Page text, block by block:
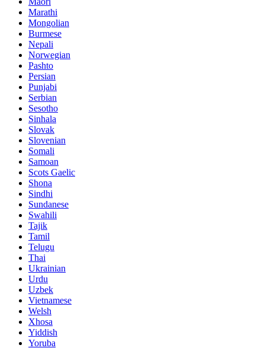
Marathi
Mongolian
Burmese
Nepali
Norwegian
Pashto
Persian
Punjabi
Serbian
Sesotho
Sinhala
Slovak
Slovenian
Somali
Samoan
Scots Gaelic
Shona
Sindhi
Sundanese
Swahili
Tajik
Tamil
Telugu
Thai
Ukrainian
Urdu
Uzbek
Vietnamese
Welsh
Xhosa
Yiddish
Yoruba